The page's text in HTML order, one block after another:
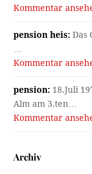
Kommentar
pension heis: Das
…
Kommentar
pension: 18.Juli
Alm am 3.ten…
Kommentar
Archiv